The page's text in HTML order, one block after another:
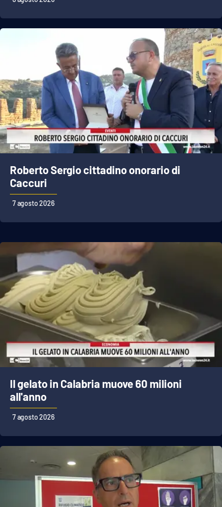
APP
Roberto Sergio cittadino onorario di
Caccuri
7 agosto 2026
Il gelato in Calabria muove 60 milioni
all'anno
7 agosto 2026